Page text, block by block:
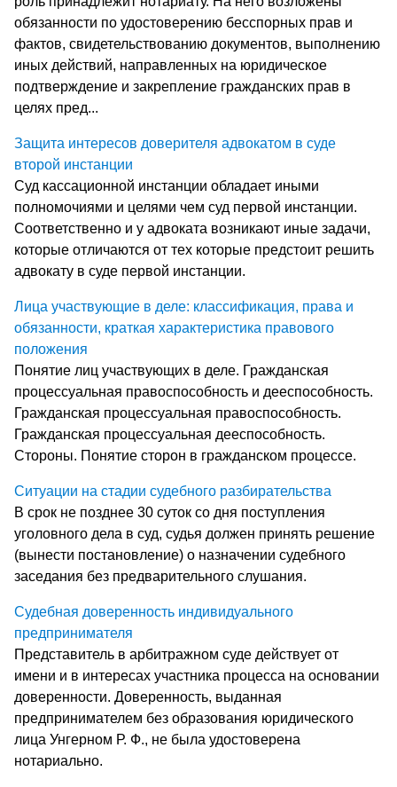
обязанности по удостоверению бесспорных прав и
фактов, свидетельствованию документов, выполнению
иных действий, направленных на юридическое
подтверждение и закрепление гражданских прав в
целях пред...
Защита интересов доверителя адвокатом в суде
второй инстанции
Суд кассационной инстанции обладает иными
полномочиями и целями чем суд первой инстанции.
Соответственно и у адвоката возникают иные задачи,
которые отличаются от тех которые предстоит решить
адвокату в суде первой инстанции.
Лица участвующие в деле: классификация, права и
обязанности, краткая характеристика правового
положения
Понятие лиц участвующих в деле. Гражданская
процессуальная правоспособность и дееспособность.
Гражданская процессуальная правоспособность.
Гражданская процессуальная дееспособность.
Стороны. Понятие сторон в гражданском процессе.
Ситуации на стадии судебного разбирательства
В срок не позднее 30 суток со дня поступления
уголовного дела в суд, судья должен принять решение
(вынести постановление) о назначении судебного
заседания без предварительного слушания.
Судебная доверенность индивидуального
предпринимателя
Представитель в арбитражном суде действует от
имени и в интересах участника процесса на основании
доверенности. Доверенность, выданная
предпринимателем без образования юридического
лица Унгерном Р. Ф., не была удостоверена
нотариально.